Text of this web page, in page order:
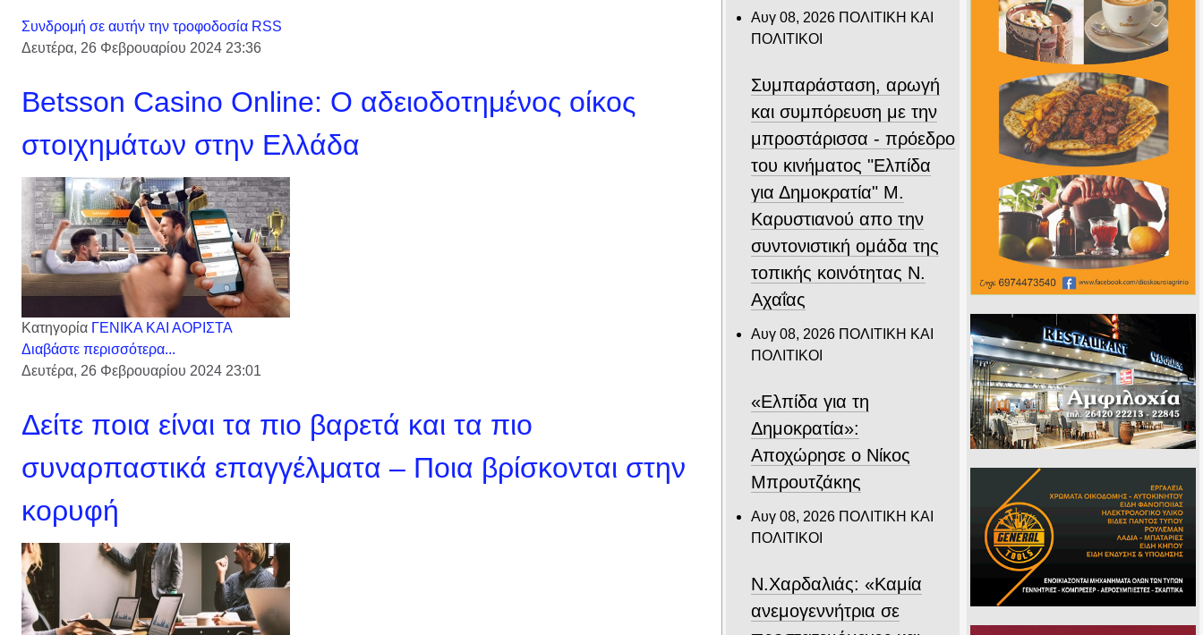
Συνδρομή σε αυτήν την τροφοδοσία RSS
Δευτέρα, 26 Φεβρουαρίου 2024 23:36
Betsson Casino Online: Ο αδειοδοτημένος οίκος
στοιχημάτων στην Ελλάδα
Κατηγορία ΓΕΝΙΚΑ ΚΑΙ ΑΟΡΙΣΤΑ
Διαβάστε περισσότερα...
Δευτέρα, 26 Φεβρουαρίου 2024 23:01
Δείτε ποια είναι τα πιο βαρετά και τα πιο
συναρπαστικά επαγγέλματα – Ποια βρίσκονται στην
κορυφή
Αυγ 08, 2026 ΠΟΛΙΤΙΚΗ ΚΑΙ
ΠΟΛΙΤΙΚΟΙ
Συμπαράσταση, αρωγή
και συμπόρευση με την
μπροστάρισσα - πρόεδρο
του κινήματος "Ελπίδα
για Δημοκρατία" Μ.
Καρυστιανού απο την
συντονιστική ομάδα της
τοπικής κοινότητας Ν.
Αχαΐας
Αυγ 08, 2026 ΠΟΛΙΤΙΚΗ ΚΑΙ
ΠΟΛΙΤΙΚΟΙ
«Ελπίδα για τη
Δημοκρατία»:
Αποχώρησε ο Νίκος
Μπρουτζάκης
Αυγ 08, 2026 ΠΟΛΙΤΙΚΗ ΚΑΙ
ΠΟΛΙΤΙΚΟΙ
Ν.Χαρδαλιάς: «Καμία
ανεμογεννήτρια σε